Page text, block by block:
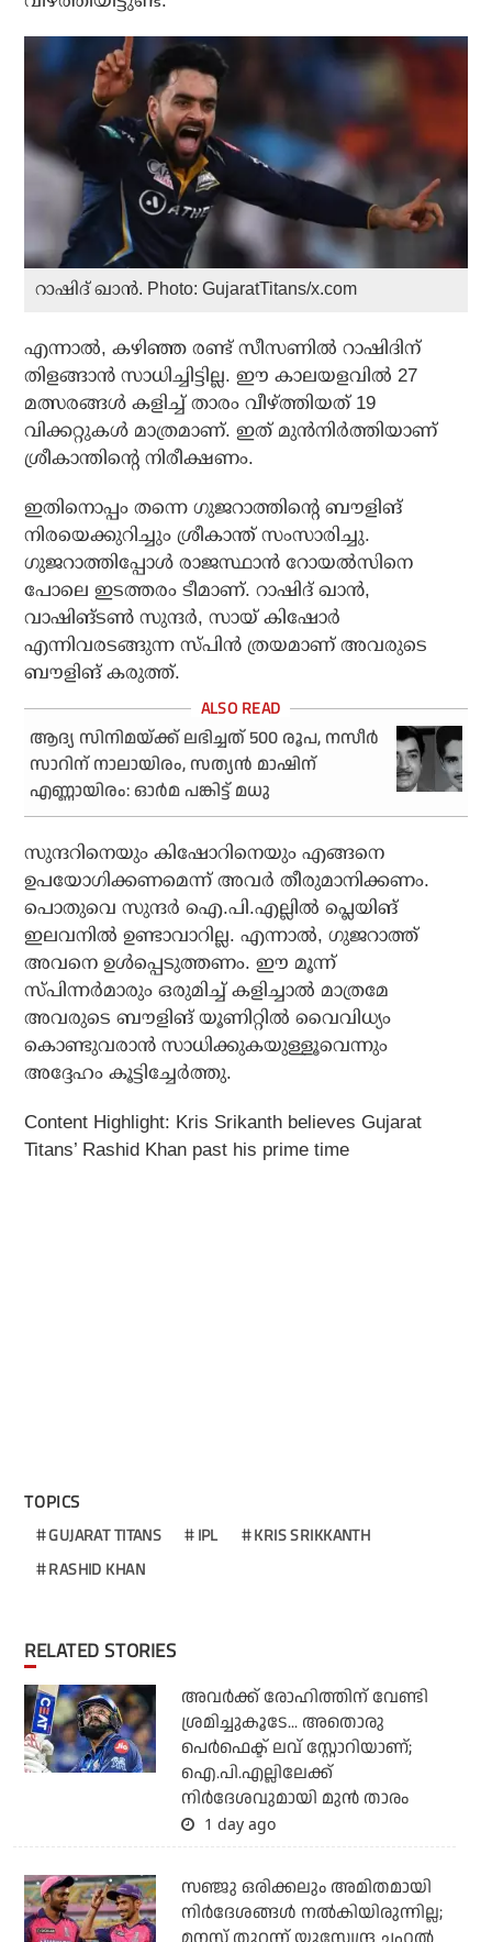
റാഷിദ് ഖാൻ. Photo: GujaratTitans/x.com
എന്നാല്‍, കഴിഞ്ഞ രണ്ട് സീസണില്‍ റാഷിദിന്
തിളങ്ങാന്‍ സാധിച്ചിട്ടില്ല. ഈ കാലയളവില്‍ 27
മത്സരങ്ങള്‍ കളിച്ച് താരം വീഴ്ത്തിയത് 19
വിക്കറ്റുകള്‍ മാത്രമാണ്. ഇത് മുന്‍നിര്‍ത്തിയാണ്
ശ്രീകാന്തിന്റെ നിരീക്ഷണം.
ഇതിനൊപ്പം തന്നെ ഗുജറാത്തിന്റെ ബൗളിങ്
നിരയെക്കുറിച്ചും ശ്രീകാന്ത് സംസാരിച്ചു.
ഗുജറാത്തിപ്പോള്‍ രാജസ്ഥാന്‍ റോയല്‍സിനെ
പോലെ ഇടത്തരം ടീമാണ്. റാഷിദ് ഖാന്‍,
വാഷിങ്ടണ്‍ സുന്ദര്‍, സായ് കിഷോര്‍
എന്നിവരടങ്ങുന്ന സ്പിന്‍ ത്രയമാണ് അവരുടെ
ബൗളിങ് കരുത്ത്.
ആദ്യ സിനിമയ്ക്ക് ലഭിച്ചത് 500 രൂപ, നസീര്‍
സാറിന് നാലായിരം, സത്യന്‍ മാഷിന്
എണ്ണായിരം: ഓര്‍മ പങ്കിട്ട് മധു
സുന്ദറിനെയും കിഷോറിനെയും എങ്ങനെ
ഉപയോഗിക്കണമെന്ന് അവര്‍ തീരുമാനിക്കണം.
പൊതുവെ സുന്ദര്‍ ഐ.പി.എല്ലില്‍ പ്ലെയിങ്
ഇലവനില്‍ ഉണ്ടാവാറില്ല. എന്നാല്‍, ഗുജറാത്ത്
അവനെ ഉള്‍പ്പെടുത്തണം. ഈ മൂന്ന്
സ്പിന്നര്‍മാരും ഒരുമിച്ച് കളിച്ചാല്‍ മാത്രമേ
അവരുടെ ബൗളിങ് യൂണിറ്റില്‍ വൈവിധ്യം
കൊണ്ടുവരാന്‍ സാധിക്കുകയുള്ളൂവെന്നും
അദ്ദേഹം കൂട്ടിച്ചേര്‍ത്തു.
Content Highlight: Kris Srikanth believes Gujarat
Titans’ Rashid Khan past his prime time
TOPICS
GUJARAT TITANS IPL
KRIS SRIKKANTH
RASHID KHAN
RELATED STORIES
അവർക്ക് രോഹിത്തിന് വേണ്ടി
ശ്രമിച്ചുകൂടേ... അതൊരു
പെർഫെക്ട് ലവ് സ്റ്റോറിയാണ്;
ഐ.പി.എല്ലിലേക്ക്
നിർദേശവുമായി മുൻ താരം
1 day ago
സഞ്ജു ഒരിക്കലും അമിതമായി
നിര്‍ദേശങ്ങള്‍ നല്‍കിയിരുന്നില്ല;